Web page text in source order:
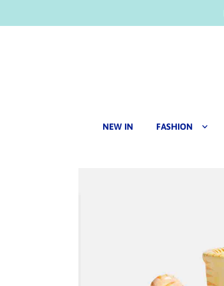
NEW IN FASHION